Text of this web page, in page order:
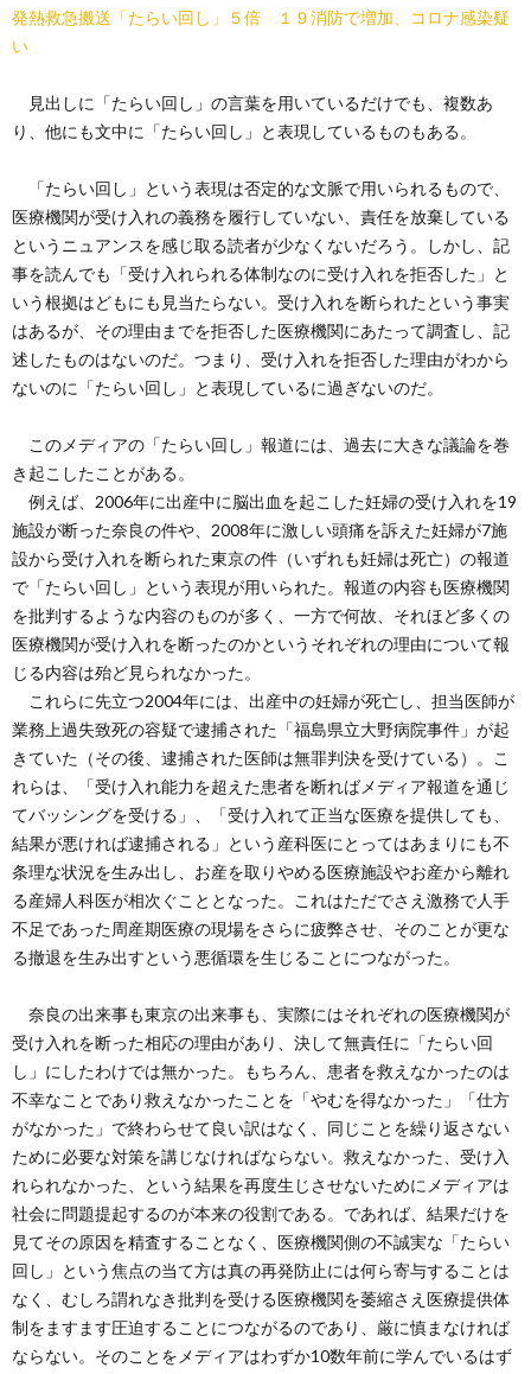
発熱救急搬送「たらい回し」５倍 １９消防で増加、コロナ感染疑
い
見出しに「たらい回し」の言葉を用いているだけでも、複数あ
り、他にも文中に「たらい回し」と表現しているものもある。
「たらい回し」という表現は否定的な文脈で用いられるもので、
医療機関が受け入れの義務を履行していない、責任を放棄している
というニュアンスを感じ取る読者が少なくないだろう。しかし、記
事を読んでも「受け入れられる体制なのに受け入れを拒否した」と
いう根拠はどもにも見当たらない。受け入れを断られたという事実
はあるが、その理由までを拒否した医療機関にあたって調査し、記
述したものはないのだ。つまり、受け入れを拒否した理由がわから
ないのに「たらい回し」と表現しているに過ぎないのだ。
このメディアの「たらい回し」報道には、過去に大きな議論を巻
き起こしたことがある。
例えば、2006年に出産中に脳出血を起こした妊婦の受け入れを19
施設が断った奈良の件や、2008年に激しい頭痛を訴えた妊婦が7施
設から受け入れを断られた東京の件（いずれも妊婦は死亡）の報道
で「たらい回し」という表現が用いられた。報道の内容も医療機関
を批判するような内容のものが多く、一方で何故、それほど多くの
医療機関が受け入れを断ったのかというそれぞれの理由について報
じる内容は殆ど見られなかった。
これらに先立つ2004年には、出産中の妊婦が死亡し、担当医師が
業務上過失致死の容疑で逮捕された「福島県立大野病院事件」が起
きていた（その後、逮捕された医師は無罪判決を受けている）。こ
れらは、「受け入れ能力を超えた患者を断ればメディア報道を通じ
てバッシングを受ける」、「受け入れて正当な医療を提供しても、
結果が悪ければ逮捕される」という産科医にとってはあまりにも不
条理な状況を生み出し、お産を取りやめる医療施設やお産から離れ
る産婦人科医が相次ぐこととなった。これはただでさえ激務で人手
不足であった周産期医療の現場をさらに疲弊させ、そのことが更な
る撤退を生み出すという悪循環を生じることにつながった。
奈良の出来事も東京の出来事も、実際にはそれぞれの医療機関が
受け入れを断った相応の理由があり、決して無責任に「たらい回
し」にしたわけでは無かった。もちろん、患者を救えなかったのは
不幸なことであり救えなかったことを「やむを得なかった」「仕方
がなかった」で終わらせて良い訳はなく、同じことを繰り返さない
ために必要な対策を講じなければならない。救えなかった、受け入
れられなかった、という結果を再度生じさせないためにメディアは
社会に問題提起するのが本来の役割である。であれば、結果だけを
見てその原因を精査することなく、医療機関側の不誠実な「たらい
回し」という焦点の当て方は真の再発防止には何ら寄与することは
なく、むしろ謂れなき批判を受ける医療機関を萎縮さえ医療提供体
制をますます圧迫することにつながるのであり、厳に慎まなければ
ならない。そのことをメディアはわずか10数年前に学んでいるはず